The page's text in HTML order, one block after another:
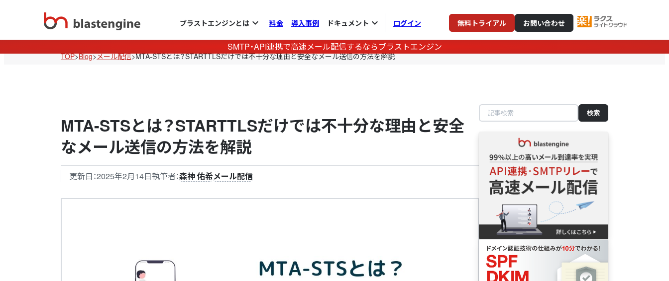
ブラストエンジンとは expand_more 料金 導入事例 ドキュメント expand_more ログイン 無料トライアル お問い合わせ
SMTP・API連携で高速メール配信するならブラストエンジン
TOP>Blog>メール配信>MTA-STSとは？STARTTLSだけでは不十分な理由と安全なメール送信の方法を解説
MTA-STSとは？STARTTLSだけでは不十分な理由と安全
なメール送信の方法を解説
更新日：2025年2月14日執筆者：森神 佑希メール配信
記
事